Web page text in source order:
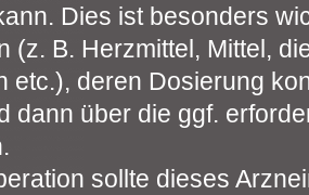
Dies ist besonders
(z. B. Herzmittel, Mittel,
etc.), deren Dosierung
dann über die ggf.
sollte dieses